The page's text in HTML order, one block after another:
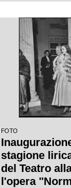
da Antonino
regia di
Wallmann
FOTO
stagione
del Teatro
l'opera